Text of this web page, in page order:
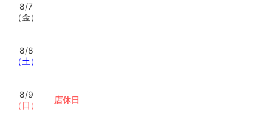
8/7
（金）
8/8
（土）
8/9
（日）
店休日